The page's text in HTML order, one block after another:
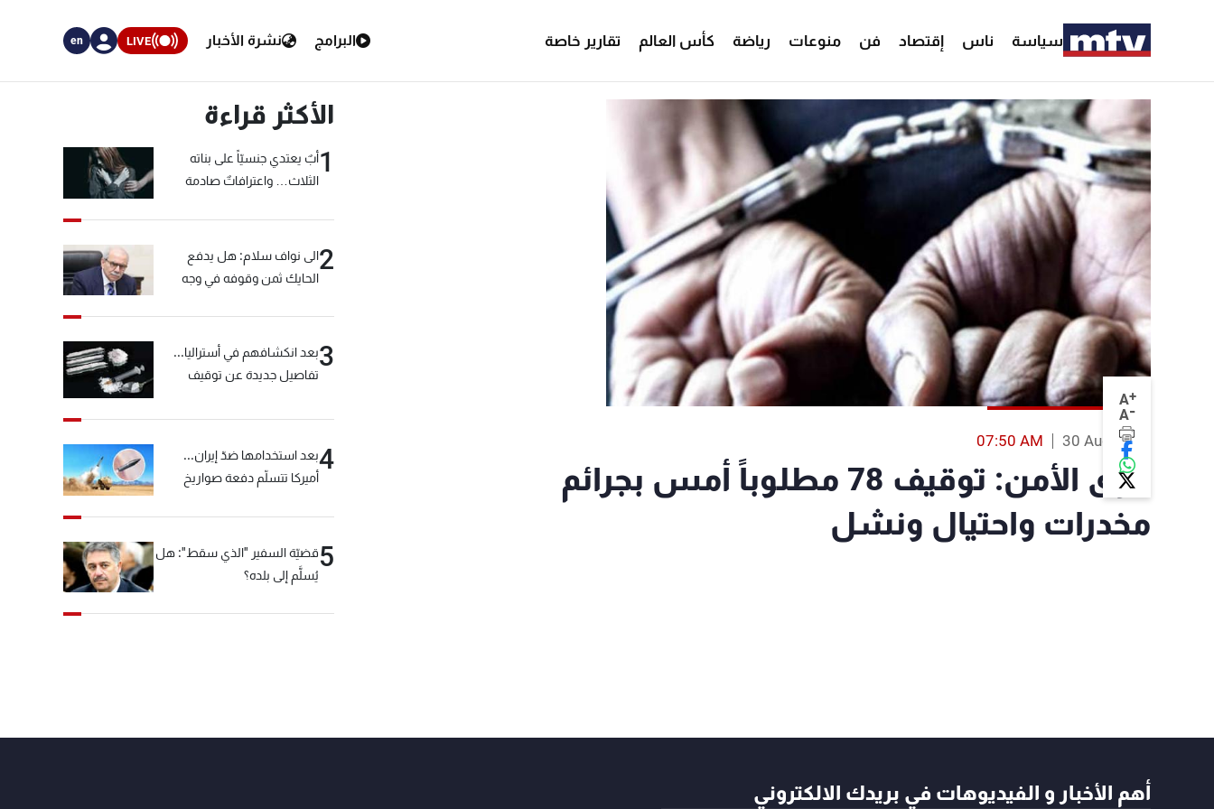
سياسة ناس إقتصاد فن منوعات رياضة كأس العالم تقارير خاصة البرامج نشرة الأخبار LIVE
en
A+
A-
30 Aug 2019
07:50 AM
قوى الأمن: توقيف 78 مطلوباً أمس بجرائم
مخدرات واحتيال ونشل
الأكثر قراءة
1أبٌ يعتدي جنسيّاً على بناته
الثلاث… واعترافاتٌ صادمة
2الى نواف سلام: هل يدفع
الحايك ثمن وقوفه في وجه
3بعد انكشافهم في أستراليا...
تفاصيل جديدة عن توقيف
4بعد استخدامها ضدّ إيران...
أميركا تتسلّم دفعة صواريخ
5قضيّة السفير "الذي سقط": هل
يُسلَّم إلى بلده؟
أهم الأخبار و الفيديوهات في بريدك الالكتروني